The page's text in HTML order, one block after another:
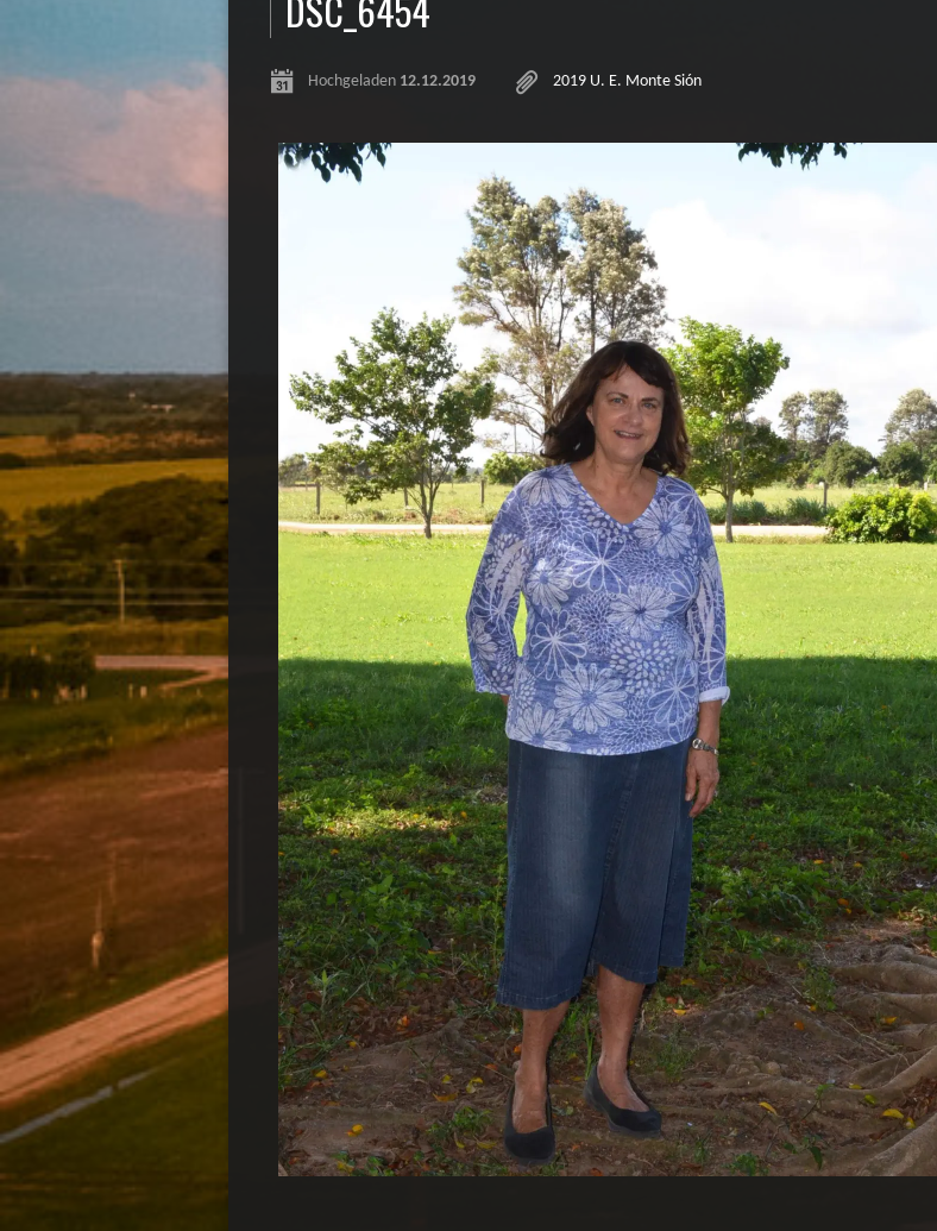
Hochgeladen 12.12.2019 2019 U. E. Monte Sión